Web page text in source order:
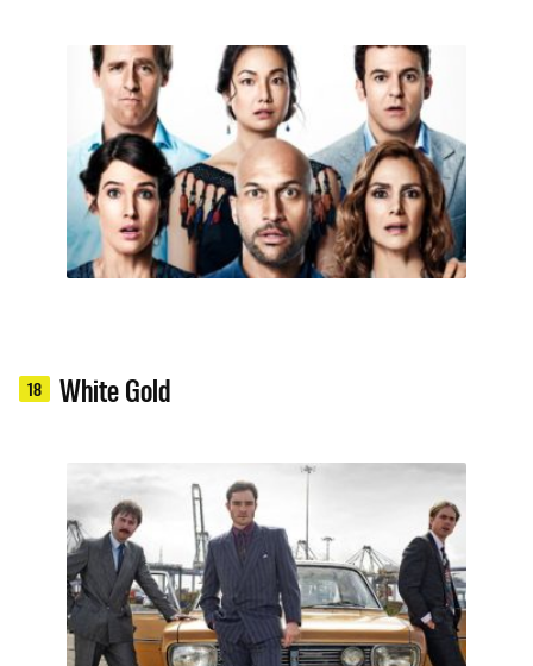
18 White Gold